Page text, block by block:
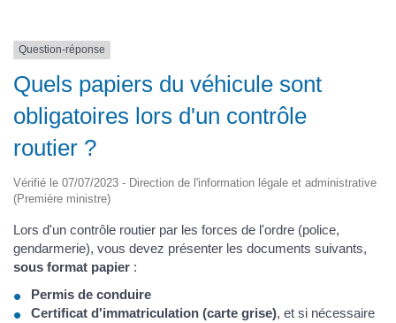
Question-réponse
Quels papiers du véhicule sont
obligatoires lors d'un contrôle
routier ?
Vérifié le 07/07/2023 - Direction de l'information légale et administrative
(Première ministre)
Lors d'un contrôle routier par les forces de l'ordre (police,
gendarmerie), vous devez présenter les documents suivants,
sous format papier :
Permis de conduire
Certificat d'immatriculation (carte grise), et si nécessaire